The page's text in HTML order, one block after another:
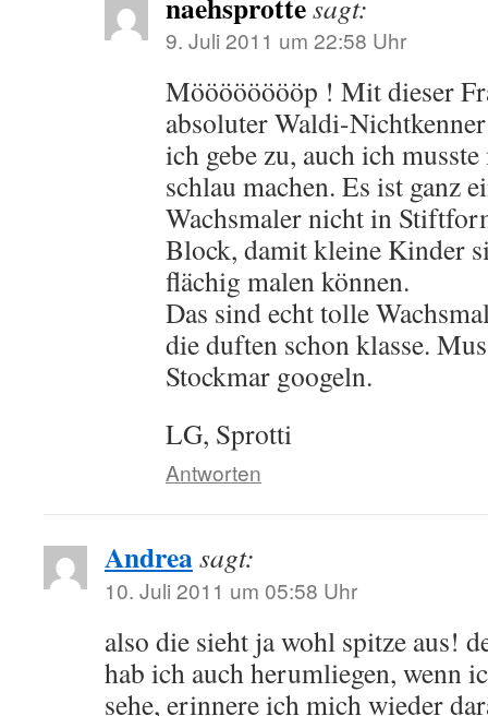
sagt:
9. Juli 2011 um 22:58 Uhr
Mööööööööp ! Mit dieser
absoluter Waldi-
ich gebe zu, auch ich
schlau machen. Es ist ganz
Wachsmaler nicht in
Block, damit kleine Kinder
flächig malen können.
Das sind echt tolle
die duften schon klasse.
Stockmar googeln.
LG, Sprotti
Antworten
Andreasagt:
10. Juli 2011 um 05:58 Uhr
also die sieht ja wohl spitze aus!
hab ich auch herumliegen, wenn
sehe, erinnere ich mich wieder